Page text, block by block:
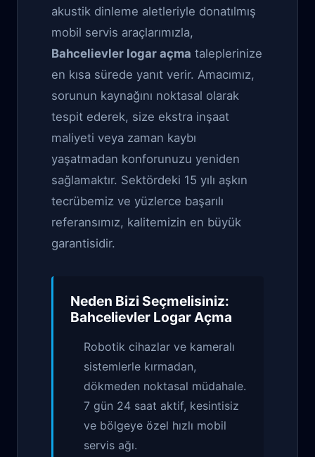
akustik dinleme aletleriyle donatılmış
mobil servis araçlarımızla,
Bahcelievler logar açma taleplerinize
en kısa sürede yanıt verir. Amacımız,
sorunun kaynağını noktasal olarak
tespit ederek, size ekstra inşaat
maliyeti veya zaman kaybı
yaşatmadan konforunuzu yeniden
sağlamaktır. Sektördeki 15 yılı aşkın
tecrübemiz ve yüzlerce başarılı
referansımız, kalitemizin en büyük
garantisidir.
Neden Bizi Seçmelisiniz:
Bahcelievler Logar Açma
Robotik cihazlar ve kameralı
sistemlerle kırmadan,
dökmeden noktasal müdahale.
7 gün 24 saat aktif, kesintisiz
ve bölgeye özel hızlı mobil
servis ağı.